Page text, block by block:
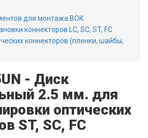
для монтажа ВОК
коннекторов LC, SC, ST, FC
коннекторов (пленки, шайбы,
- Диск
2.5 мм. для
оптических
ST, SC, FC